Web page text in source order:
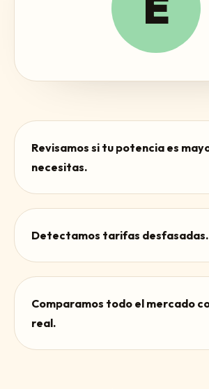
Revisamos si tu potencia es
necesitas.
Detectamos tarifas desfasadas.
Comparamos todo el mercado
real.